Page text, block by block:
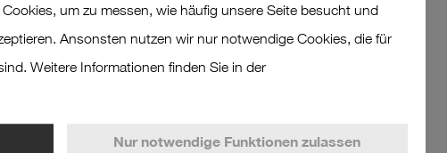
um zu messen, wie häufig unsere Seite besucht und
Ansonsten nutzen wir nur notwendige Cookies, die für
Weitere Informationen finden Sie in der
Nur notwendige Funktionen zulassen
€(im Vorjahr:289,4 Mio. €). Entsprechend stark fiel der
% (im Vorjahr: 22,3 %) aus.
Firmenwerts der Bionic Production GmbH auch die